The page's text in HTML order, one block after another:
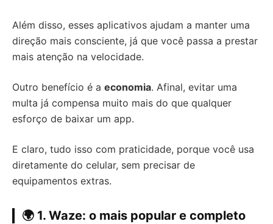
Além disso, esses aplicativos ajudam a manter uma
direção mais consciente, já que você passa a prestar
mais atenção na velocidade.
Outro benefício é a economia. Afinal, evitar uma
multa já compensa muito mais do que qualquer
esforço de baixar um app.
E claro, tudo isso com praticidade, porque você usa
diretamente do celular, sem precisar de
equipamentos extras.
🌍 1. Waze: o mais popular e completo